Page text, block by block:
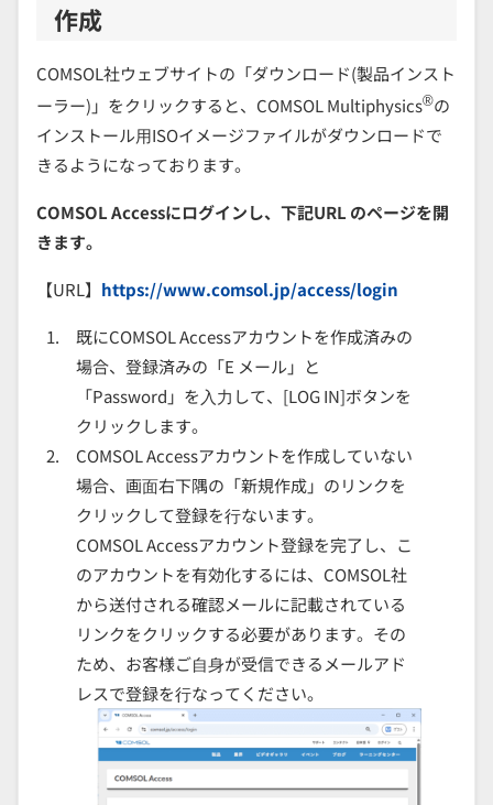
作成
COMSOL社ウェブサイトの「ダウンロード(製品インスト
ーラー)」をクリックすると、COMSOL Multiphysics®の
インストール⽤ISOイメージファイルがダウンロードで
きるようになっております。
COMSOL Accessにログインし、下記URL のページを開
きます。
【URL】 https://www.comsol.jp/access/login
既にCOMSOL Accessアカウントを作成済みの
場合、登録済みの「E メール」と
「Password」を⼊⼒して、[LOG IN]ボタンを
クリックします。
COMSOL Accessアカウントを作成していない
場合、画⾯右下隅の「新規作成」のリンクを
クリックして登録を⾏ないます。
COMSOL Accessアカウント登録を完了し、こ
のアカウントを有効化するには、COMSOL社
から送付される確認メールに記載されている
リンクをクリックする必要があります。その
ため、お客様ご⾃⾝が受信できるメールアド
レスで登録を⾏なってください。